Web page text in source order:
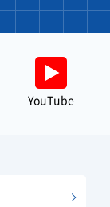
YouTube